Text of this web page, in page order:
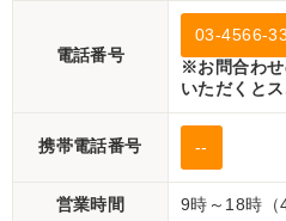
電話番号
03-4566-
※お問合わせ
いただくとス
携帯電話番号 --
営業時間 9時～18時（